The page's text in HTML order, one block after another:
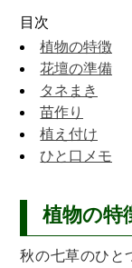
目次
植物の特徴
花壇の準備
タネまき
苗作り
植え付け
ひと口メモ
植物の特
秋の七草のひと